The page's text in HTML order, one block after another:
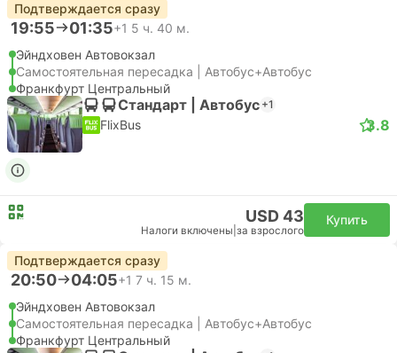
Подтверждается сразу
19:55 01:35+1 5 ч. 40 м.
Эйндховен Автовокзал
Самостоятельная пересадка | Автобус+Автобус
Франкфурт Центральный
Стандарт | Автобус +1
FlixBus 3.8
USD 43
Налоги включены за взрослого
Купить
Подтверждается сразу
20:50 04:05+1 7 ч. 15 м.
Эйндховен Автовокзал
Самостоятельная пересадка | Автобус+Автобус
Франкфурт Центральный